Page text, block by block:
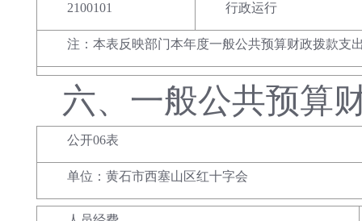
2100101 行政运行
注：本表反映部门本年度一般公共预算财政拨款支
六、 一般公共预算
公开06表
单位：黄石市西塞山区红十字会